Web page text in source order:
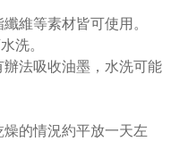
維等素材皆可使用。
洗。
法吸收油墨，水洗可能
的情況約平放一天左